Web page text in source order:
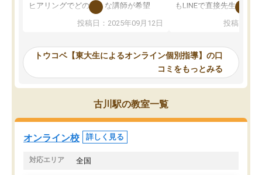
ヒアリングでどのような講師が希望
か、オプションは付帯するかなど選ぶ
事が出来ました。
ーティングを行い、その講師で良いか
見てから講師を決定する事ができま
す。
うちの子は、初回面談の講師の方で決
オンラインツールを使用した単語帳の
共有があり宿題もそちらで出される形
でした。
投稿日：2025年09月12日
もLINEで直接先生に質問
めれるので、個人に合
いなのがあり(有料)、受
ことをどんなスケジュー
くか相談したのですが、
ち期待したものではなく
くなってきたようなので
投稿日：
トウコベ【東大生によるオンライン個別指導】の口
コミをもっとみる
古川駅の教室一覧
オンライン校 詳しく見る
対応エリア 全国